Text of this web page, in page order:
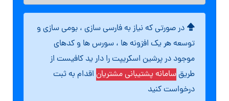
در صورتی که نیاز به فارسی سازی ، بومی سازی و
توسعه هر یک افزونه ها ، سورس ها و کدهای
موجود در پرشین اسکریپت را دار ید کافیست از
طریقسامانه پشتیبانی مشتریان اقدام به ثبت
درخواست کنید